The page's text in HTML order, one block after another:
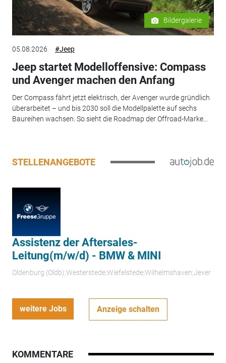
Bildergalerie
05.08.2026 #Jeep
Jeep startet Modelloffensive: Compass
und Avenger machen den Anfang
Der Compass fährt jetzt elektrisch, der Avenger wurde gründlich
überarbeitet – und bis 2030 soll die Modellpalette auf sechs
Baureihen wachsen. So sieht die Roadmap der Offroad-Marke...
STELLENANGEBOTE
Assistenz der Aftersales-
Leitung(m/w/d) - BMW & MINI
Oldenburg (Oldb);Westerstede;Wiefelstede;Wilhelmshaven;Jever
weitere Jobs Anzeige schalten
KOMMENTARE